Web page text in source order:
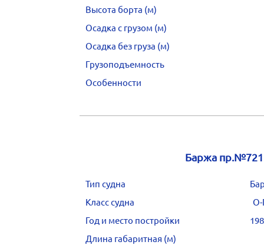
Высота борта (м)
Осадка с грузом (м)
Осадка без груза (м)
Грузоподъемность
Особенности
Баржа
Тип судна
Класс судна
Год и место постройки
Длина габаритная (м)
О-